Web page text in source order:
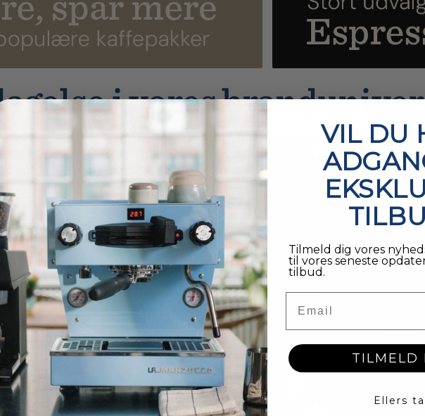
i vores
bedste kaffemærker — find dine favoritter herunder.
Smeg Jura
VIL DU
Tilmeld dig vores
til vores seneste
tilbud.
TILMELD
Ellers